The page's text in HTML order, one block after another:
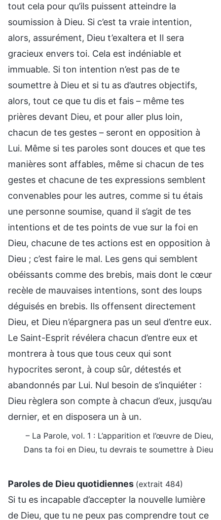
tout cela pour qu’ils puissent atteindre la
soumission à Dieu. Si c’est ta vraie intention,
alors, assurément, Dieu t’exaltera et Il sera
gracieux envers toi. Cela est indéniable et
immuable. Si ton intention n’est pas de te
soumettre à Dieu et si tu as d’autres objectifs,
alors, tout ce que tu dis et fais – même tes
prières devant Dieu, et pour aller plus loin,
chacun de tes gestes – seront en opposition à
Lui. Même si tes paroles sont douces et que tes
manières sont affables, même si chacun de tes
gestes et chacune de tes expressions semblent
convenables pour les autres, comme si tu étais
une personne soumise, quand il s’agit de tes
intentions et de tes points de vue sur la foi en
Dieu, chacune de tes actions est en opposition à
Dieu ; c’est faire le mal. Les gens qui semblent
obéissants comme des brebis, mais dont le cœur
recèle de mauvaises intentions, sont des loups
déguisés en brebis. Ils offensent directement
Dieu, et Dieu n’épargnera pas un seul d’entre eux.
Le Saint-Esprit révélera chacun d’entre eux et
montrera à tous que tous ceux qui sont
hypocrites seront, à coup sûr, détestés et
abandonnés par Lui. Nul besoin de s’inquiéter :
Dieu règlera son compte à chacun d’eux, jusqu’au
dernier, et en disposera un à un.
– La Parole, vol. 1 : L’apparition et l’œuvre de Dieu,
Dans ta foi en Dieu, tu devrais te soumettre à Dieu
Paroles de Dieu quotidiennes (extrait 484)
Si tu es incapable d’accepter la nouvelle lumière
de Dieu, que tu ne peux pas comprendre tout ce